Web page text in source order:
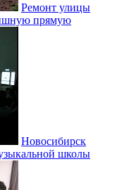
Ремонт улицы
прямую
Новосибирск
школы